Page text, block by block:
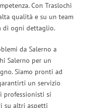
Con Traslochi
qualità e su un team
di ogni dettaglio.
da Salerno a
Salerno per un
Siamo pronti ad
un servizio
professionisti si
su altri aspetti